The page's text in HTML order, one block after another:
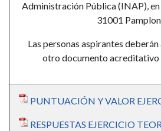
Administración Pública (INAP),
31001
Las personas aspirantes
otro documento acreditativo
PUNTUACIÓN Y VALOR
RESPUESTAS EJERCICIO